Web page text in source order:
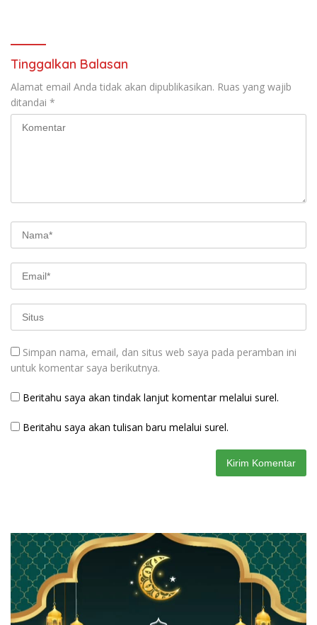
Tinggalkan Balasan
Alamat email Anda tidak akan dipublikasikan. Ruas yang wajib
ditandai *
Simpan nama, email, dan situs web saya pada peramban ini
untuk komentar saya berikutnya.
Beritahu saya akan tindak lanjut komentar melalui surel.
Beritahu saya akan tulisan baru melalui surel.